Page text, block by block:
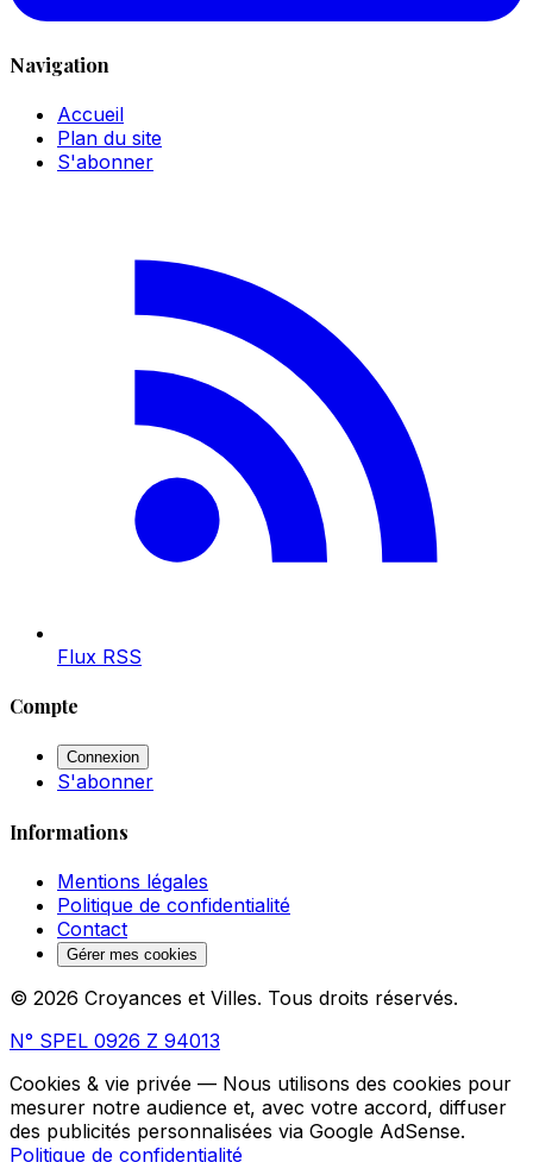
Navigation
Accueil
Plan du site
S'abonner
Flux RSS
Compte
Connexion
S'abonner
Informations
Mentions légales
Politique de confidentialité
Contact
Gérer mes cookies
© 2026 Croyances et Villes. Tous droits réservés.
N° SPEL 0926 Z 94013
Cookies & vie privée — Nous utilisons des cookies pour
mesurer notre audience et, avec votre accord, diffuser
des publicités personnalisées via Google AdSense.
Politique de confidentialité